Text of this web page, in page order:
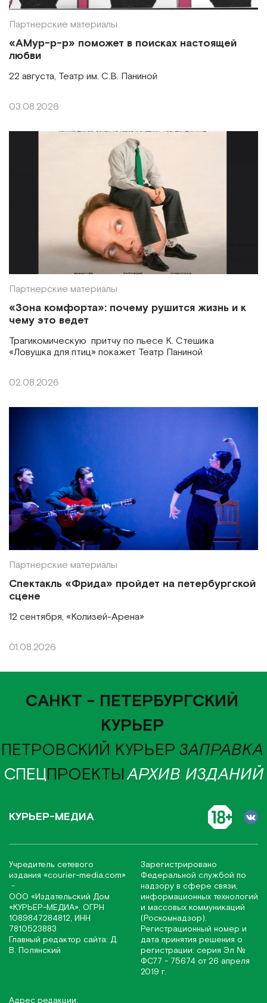
Партнерские материалы
«АМур-р-р» поможет в поисках настоящей
любви
22 августа, Театр им. С.В. Паниной
03.08.2026
Партнерские материалы
«Зона комфорта»: почему рушится жизнь и к
чему это ведет
Трагикомическую притчу по пьесе К. Стешика
«Ловушка для птиц» покажет Театр Паниной
02.08.2026
Партнерские материалы
Спектакль «Фрида» пройдет на петербургской
сцене
12 сентября, «Колизей-Арена»
01.08.2026
САНКТ - ПЕТЕРБУРГСКИЙ
КУРЬЕР
ПЕТРОВСКИЙ КУРЬЕР ЗАПРАВКА
СПЕЦПРОЕКТЫАРХИВ ИЗДАНИЙ
КУРЬЕР-МЕДИА
Учредитель сетевого
издания «соurier-media.com»
-
ООО «Издательский Дом
«КУРЬЕР-МЕДИА», ОГРН
1089847284812, ИНН
7810523883
Главный редактор сайта: Д.
В. Полянский
Зарегистрировано
Федеральной службой по
надзору в сфере связи,
информационных технологий
и массовых коммуникаций
(Роскомнадзор).
Регистрационный номер и
дата принятия решения о
регистрации: серия Эл №
ФС77 - 75674 от 26 апреля
2019 г.
Адрес редакции: